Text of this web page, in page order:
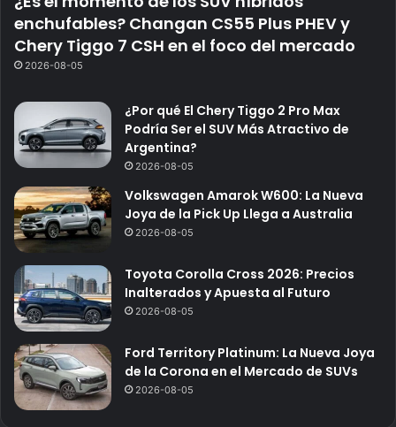
enchufables? Changan CS55 Plus PHEV y
Chery Tiggo 7 CSH en el foco del mercado
2026-08-05
¿Por qué El Chery Tiggo 2 Pro Max
Podría Ser el SUV Más Atractivo de
Argentina?
2026-08-05
Volkswagen Amarok W600: La Nueva
Joya de la Pick Up Llega a Australia
2026-08-05
Toyota Corolla Cross 2026: Precios
Inalterados y Apuesta al Futuro
2026-08-05
Ford Territory Platinum: La Nueva Joya
de la Corona en el Mercado de SUVs
2026-08-05